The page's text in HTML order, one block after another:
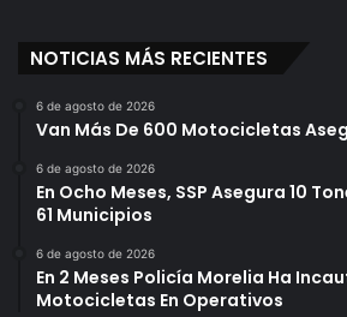
NOTICIAS MÁS RECIENTES
6 de agosto de 2026
Van Más De 600 Motocicletas
6 de agosto de 2026
En Ocho Meses, SSP Asegura 10
61 Municipios
6 de agosto de 2026
En 2 Meses Policía Morelia Ha
Motocicletas En Operativos